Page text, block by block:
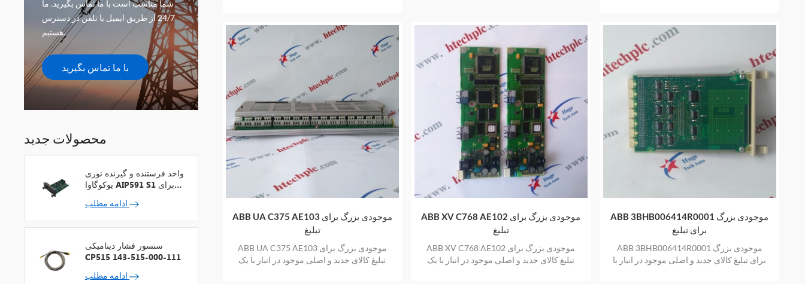
ABB UA C375 AE103 موجودی بزرگ برای
تبلیغ
ABB UA C375 AE103 موجودی بزرگ برای
تبلیغ کالای جدید و اصلی موجود در انبار با یک
ABB XV C768 AE102 موجودی بزرگ برای
تبلیغ
ABB XV C768 AE102 موجودی بزرگ برای
تبلیغ کالای جدید و اصلی موجود در انبار با یک
ABB 3BHB006414R0001 موجودی بزرگ
برای تبلیغ
ABB 3BHB006414R0001 موجودی بزرگ
برای تبلیغ کالای جدید و اصلی موجود در انبار با
شما مناسب است با ما تماس بگیرید. ما
24/7 از طریق ایمیل یا تلفن در دسترس
هستیم.
با ما تماس بگیرید
محصولات جدید
واحد فرستنده و گیرنده نوری
یوکوگاوا AIP591 S1 برای
سنسور فشار دینامیکی
CP515 143-515-000-111